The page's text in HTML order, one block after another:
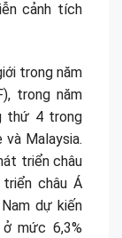
cảnh tích
trong năm
trong năm
thứ 4 trong
Malaysia.
triển châu
triển châu Á
dự kiến
mức 6,3%